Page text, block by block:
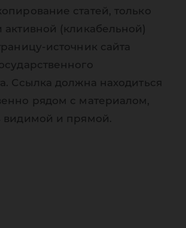
статей, только
(кликабельной)
источник сайта
Ссылка должна находиться
рядом с материалом,
видимой и прямой.